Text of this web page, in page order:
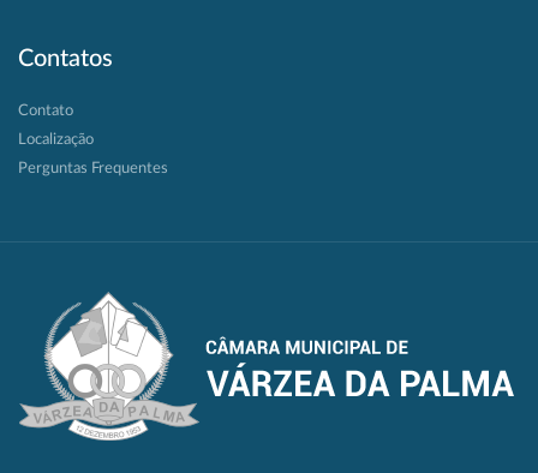
Contatos
Contato
Localização
Perguntas Frequentes